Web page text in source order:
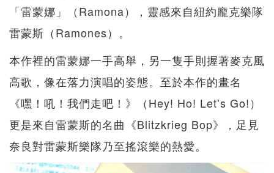
「雷蒙娜」（Ramona），靈感來自紐約龐克樂隊
雷蒙斯（Ramones）。
本作裡的雷蒙娜一手高舉，另一隻手則握著麥克風
高歌，像在落力演唱的姿態。至於本作的畫名
《嘿！吼！我們走吧！》（Hey! Ho! Let’s Go!）
更是來自雷蒙斯的名曲《Blitzkrieg Bop》，足見
奈良對雷蒙斯樂隊乃至搖滾樂的熱愛。